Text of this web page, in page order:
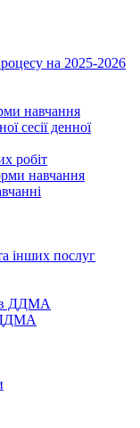
на 2025-2026
навчання
сесії денної
робіт
навчання
інших послуг
ДДМА
ДДМА